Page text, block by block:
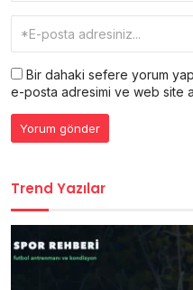
Bir dahaki sefere yorum
e-posta adresimi ve web site
Trend Yazılar